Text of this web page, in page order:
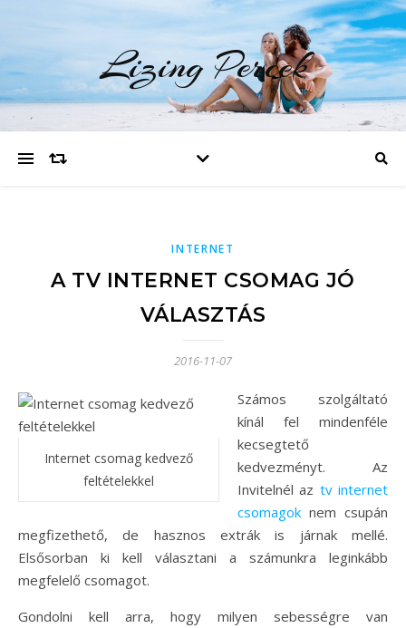
Lizing Percek
INTERNET
A TV INTERNET CSOMAG JÓ
VÁLASZTÁS
2016-11-07
Internet csomag kedvező
feltételekkel
Számos szolgáltató
kínál fel mindenféle
kecsegtető
kedvezményt. Az
Invitelnél az tv internet
csomagok nem csupán
megfizethető, de hasznos extrák is járnak mellé.
Elsősorban ki kell választani a számunkra leginkább
megfelelő csomagot.
Gondolni kell arra, hogy milyen sebességre van